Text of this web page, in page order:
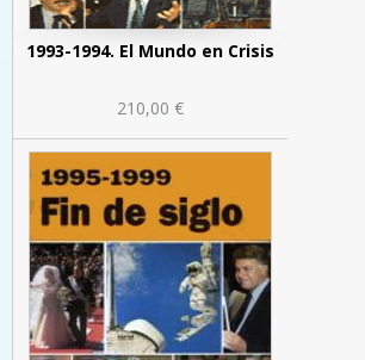
1993-1994. El Mundo en Crisis
210,00 €